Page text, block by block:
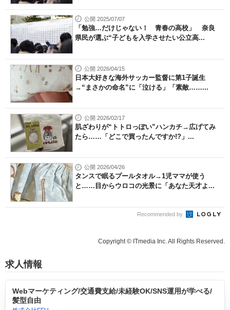
公開 2025/07/07
「勉強…だけじゃない！ 青春の高校」 奈良
県民が選ぶ“子どもを入学させたい公立高...
公開 2026/04/15
日本大好きな海外サッカー監督に第1子誕生
→“まさかの命名”に「泣ける」「素敵……...
公開 2026/02/17
肌ざわりが“トトロっぽい”ハンカチ→広げてみ
たら……「どこで買ったんですか!?」...
公開 2026/04/26
タンスで眠るプールタオル→1児ママが使う
と……目からウロコの光景に「あなた天才よ...
Recommended by
Copyright © ITmedia Inc. All Rights Reserved.
求人情報
Webマーケティング/交通費支給/未経験OK/SNS運用が学べる/
髪型自由